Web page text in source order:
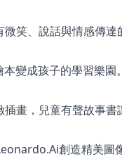
笑、說話與情感傳
變成孩子的學習樂
畫，兒童有聲故事
創造精美圖